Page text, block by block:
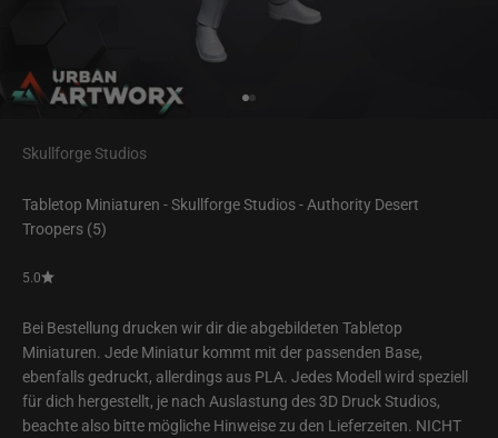
Skullforge Studios
Tabletop Miniaturen - Skullforge Studios - Authority Desert
Troopers (5)
5.0
Bei Bestellung drucken wir dir die abgebildeten Tabletop
Miniaturen. Jede Miniatur kommt mit der passenden Base,
ebenfalls gedruckt, allerdings aus PLA. Jedes Modell wird speziell
für dich hergestellt, je nach Auslastung des 3D Druck Studios,
beachte also bitte mögliche Hinweise zu den Lieferzeiten. NICHT